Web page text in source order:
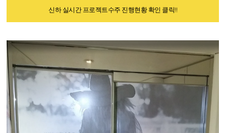
신하 실시간 프로젝트수주 진행현황 확인 클릭!!